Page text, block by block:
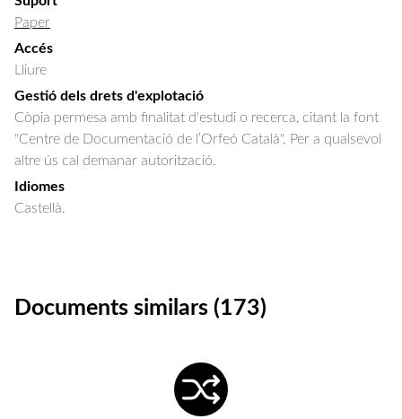
Paper
Accés
Lliure
Gestió dels drets d'explotació
Còpia permesa amb finalitat d'estudi o recerca, citant la font
"Centre de Documentació de l’Orfeó Català". Per a qualsevol
altre ús cal demanar autorització.
Idiomes
Castellà.
Documents similars (173)